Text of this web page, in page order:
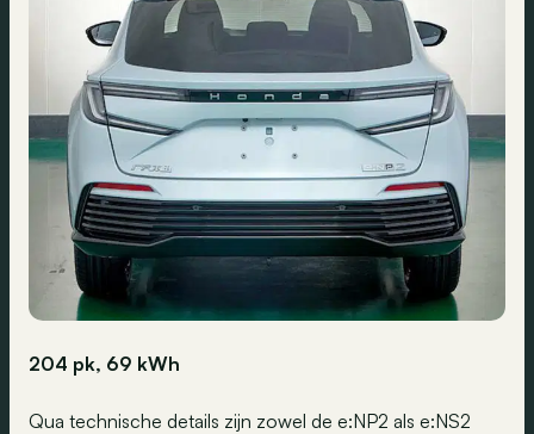
204 pk, 69 kWh
Qua technische details zijn zowel de e:NP2 als e:NS2